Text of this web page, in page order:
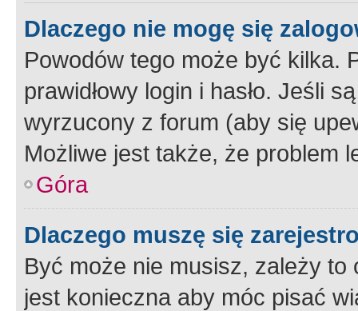
Dlaczego nie mogę się
Powodów tego może być kilka.
prawidłowy login i hasło. Jeśli
wyrzucony z forum (aby się
Możliwe jest także, że problem
Góra
Dlaczego muszę się
Być może nie musisz, zależy
jest konieczna aby móc pisać